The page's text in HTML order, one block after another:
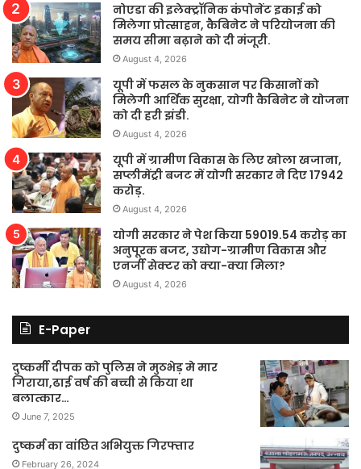
नोएडा की इलेक्ट्रॉनिक कंपोनेंट इकाई को
मिलेगा प्रोत्साहन, कैबिनेट ने परियोजना की
समय सीमा बढ़ाने को दी मंजूरी.
August 4, 2026
यूपी में फसल के नुकसान पर किसानों को
मिलेगी आर्थिक सुरक्षा, योगी कैबिनेट ने योजना
को दी हरी झंडी.
August 4, 2026
यूपी में ग्रामीण विकास के लिए खोला खजाना,
सप्लीमेंट्री बजट में योगी सरकार ने दिए 17942
करोड़.
August 4, 2026
योगी सरकार ने पेश किया 59019.54 करोड़ का
अनुपूरक बजट, उद्योग-ग्रामीण विकास और
एनर्जी सेक्टर को क्या-क्या मिला?
August 4, 2026
E-Paper
दुष्कर्मी दीपक को पुलिस ने मुठभेड़ मे मार
गिराया,ढाई वर्ष की बच्ची से किया था
बलात्कार…
June 7, 2025
दुष्कर्म का वांछित अभियुक्त गिरफ्तार
February 26, 2024